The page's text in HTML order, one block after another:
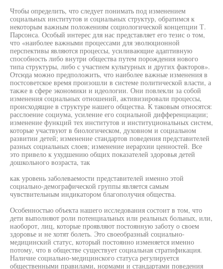
Чтобы определить, что следует понимать под изменением
социальных институтов и социальных структур, обратимся к
некоторым важным положениям социологической концепции Т.
Парсонса. Особый интерес для нас представляет его тезис о том,
что «наиболее важными процессами для эволюционной
перспективы являются процессы, усиливающие адаптивную
способность либо внутри общества путем порождения нового
типа структуры, либо с участием культурных и других факторов».
Отсюда можно предположить, что наиболее важные изменения в
постсоветское время произошли в системе политической власти, а
также в сфере экономики и идеологии. Они повлекли за собой
изменения социальных отношений, активизировали процессы,
происходящие в структуре нашего общества. К таковым относятся:
расслоение социума, усиление его социальной дифференциации;
изменение функций тех институтов и институциональных систем,
которые участвуют в биологическом, духовном и социальном
развитии детей; изменение стандартов поведения представителей
разных социальных слоев; изменение иерархии ценностей. Все
это привело к ухудшению общих показателей здоровья детей
дошкольного возраста, так
как уровень заболеваемости представителей именно этой
социально-демографической группы является самым
чувствительным индикатором благополучия общества.
Особенностью объекта нашего исследования состоит в том, что
дети выполняют роли потенциальных или реальных больных, или,
наоборот, лиц, которые проявляют постоянную заботу о своем
здоровье и не хотят болеть. Это своеобразный социально-
медицинский статус, который постоянно изменяется именно
потому, что в обществе существует социальная стратификация.
Наличие социально-медицинского статуса регулируется
общественными правилами, нормами и стандартами поведения